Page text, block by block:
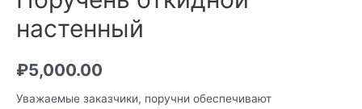
настенный
₽5,000.00
Уважаемые заказчики, поручни обеспечивают